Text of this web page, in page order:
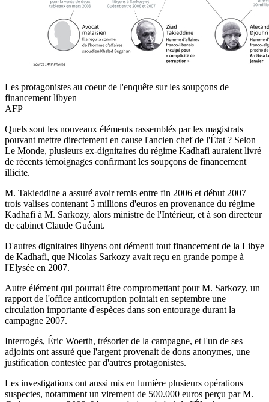
Les protagonistes au coeur de l'enquête sur les soupçons de
financement libyen
AFP
Quels sont les nouveaux éléments rassemblés par les magistrats
pouvant mettre directement en cause l'ancien chef de l'État ? Selon
Le Monde, plusieurs ex-dignitaires du régime Kadhafi auraient livré
de récents témoignages confirmant les soupçons de financement
illicite.
M. Takieddine a assuré avoir remis entre fin 2006 et début 2007
trois valises contenant 5 millions d'euros en provenance du régime
Kadhafi à M. Sarkozy, alors ministre de l'Intérieur, et à son directeur
de cabinet Claude Guéant.
D'autres dignitaires libyens ont démenti tout financement de la Libye
de Kadhafi, que Nicolas Sarkozy avait reçu en grande pompe à
l'Elysée en 2007.
Autre élément qui pourrait être compromettant pour M. Sarkozy, un
rapport de l'office anticorruption pointait en septembre une
circulation importante d'espèces dans son entourage durant la
campagne 2007.
Interrogés, Éric Woerth, trésorier de la campagne, et l'un de ses
adjoints ont assuré que l'argent provenait de dons anonymes, une
justification contestée par d'autres protagonistes.
Les investigations ont aussi mis en lumière plusieurs opérations
suspectes, notamment un virement de 500.000 euros perçu par M.